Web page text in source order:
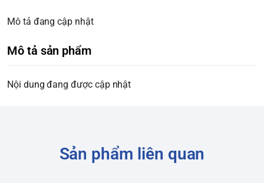
Mô tả đang cập nhật
Mô tả sản phẩm
Nội dung đang được cập nhật
Sản phẩm liên quan